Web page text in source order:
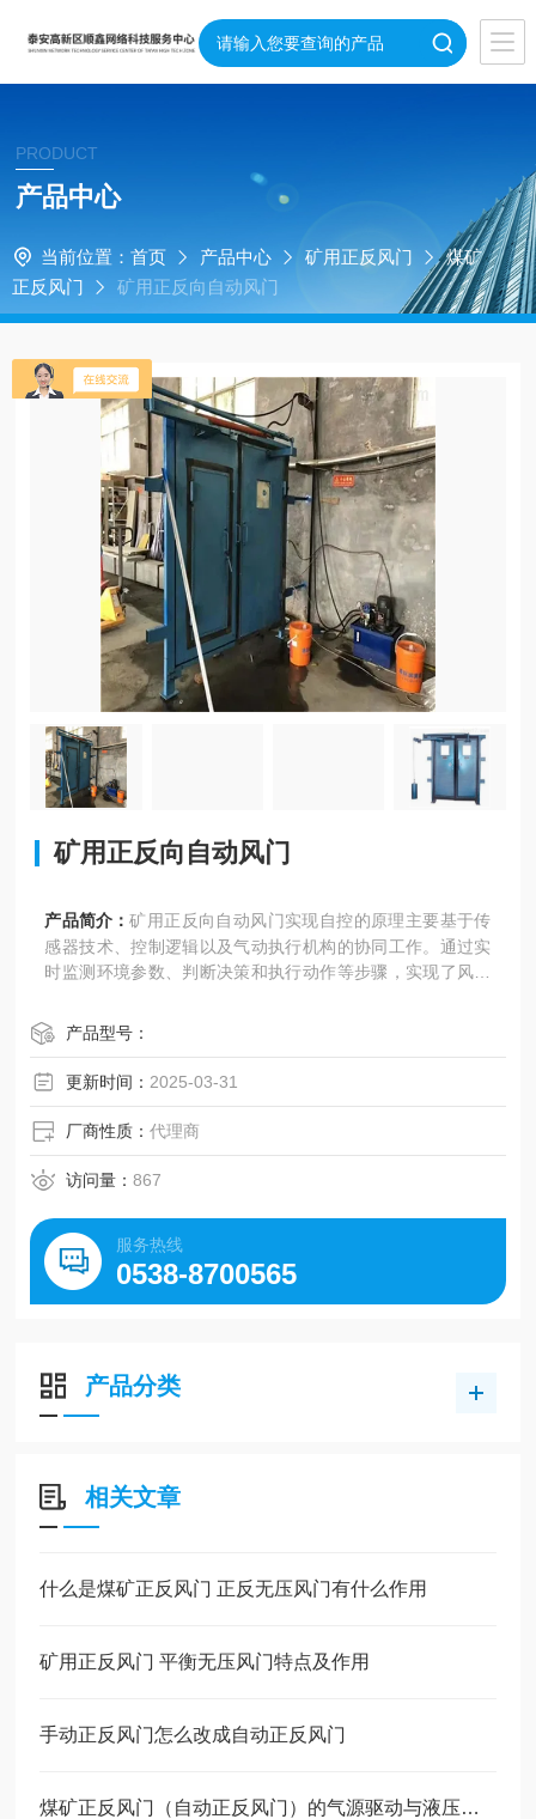
PRODUCT
产品中心
当前位置： 首页 产品中心 矿用正反风门
煤矿
正反风门
矿用正反向自动风门
矿用正反向自动风门
产品简介：矿用正反向自动风门实现自控的原理主要基于传
感器技术、控制逻辑以及气动执行机构的协同工作。通过实
时监测环境参数、判断决策和执行动作等步骤，实现了风门
性。
产品型号：
更新时间： 2025-03-31
厂商性质：代理商
访问量：867
服务热线
0538-8700565
产品分类
相关文章
什么是煤矿正反风门 正反无压风门有什么作用
矿用正反风门 平衡无压风门特点及作用
手动正反风门怎么改成自动正反风门
煤矿正反风门（自动正反风门）的气源驱动与液压驱动有什么区别